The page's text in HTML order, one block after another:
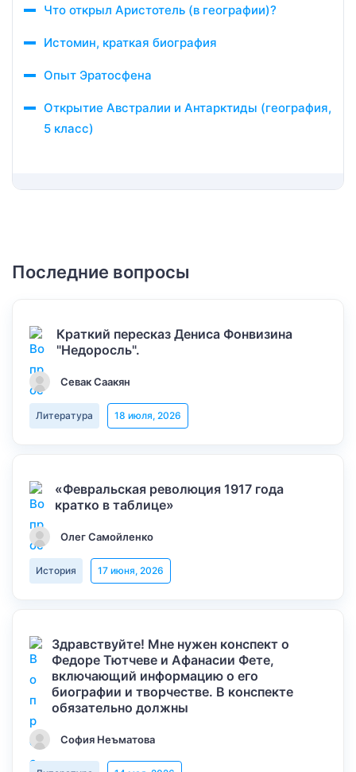
Что открыл Аристотель (в географии)?
Истомин, краткая биография
Опыт Эратосфена
Открытие Австралии и Антарктиды (география,
5 класс)
Последние вопросы
Краткий пересказ Дениса Фонвизина
"Недоросль".
Севак Саакян
Литература 18 июля, 2026
«Февральская революция 1917 года
кратко в таблице»
Олег Самойленко
История 17 июня, 2026
Здравствуйте! Мне нужен конспект о
Федоре Тютчеве и Афанасии Фете,
включающий информацию о его
биографии и творчестве. В конспекте
обязательно должны
София Неъматова